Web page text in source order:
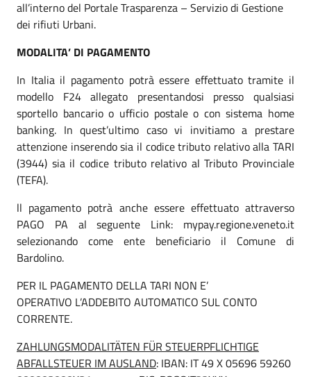
all’interno del Portale Trasparenza – Servizio di Gestione
dei rifiuti Urbani.
MODALITA’ DI PAGAMENTO
In Italia il pagamento potrà essere effettuato tramite il
modello F24 allegato presentandosi presso qualsiasi
sportello bancario o ufficio postale o con sistema home
banking. In quest’ultimo caso vi invitiamo a prestare
attenzione inserendo sia il codice tributo relativo alla TARI
(3944) sia il codice tributo relativo al Tributo Provinciale
(TEFA).
ll pagamento potrà anche essere effettuato attraverso
PAGO PA al seguente Link: mypay.regione.veneto.it
selezionando come ente beneficiario il Comune di
Bardolino.
PER IL PAGAMENTO DELLA TARI NON E’
OPERATIVO L’ADDEBITO AUTOMATICO SUL CONTO
CORRENTE.
ZAHLUNGSMODALITÄTEN FÜR STEUERPFLICHTIGE
ABFALLSTEUER IM AUSLAND: IBAN: IT 49 X 05696 59260